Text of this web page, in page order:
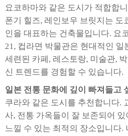
요코하마와 같은 도시가 적합합
폰기 힐즈, 레인보우 브릿지는 도
인을 대표하는 건축물입니다. 요
21, 컵라면 박물관은 현대적인 일
세련된 카페, 레스토랑, 미술관,
신 트렌드를 경험할 수 있습니다.
일본 전통 문화에 깊이 빠져들고
쿠라와 같은 도시를 추천합니다.
사, 전통 가옥들이 잘 보존되어
느낄 수 있는 최적의 장소입니다.